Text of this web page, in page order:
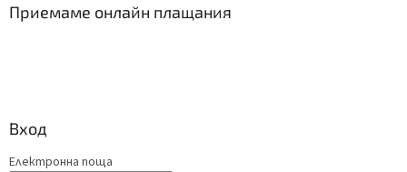
Приемаме онлайн плащания
Вход
Електронна поща